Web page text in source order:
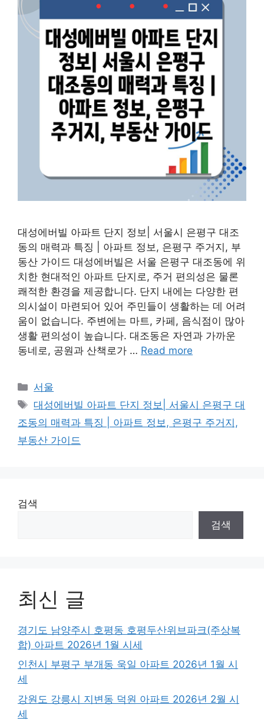
대성에버빌 아파트 단지 정보| 서울시 은평구 대조
동의 매력과 특징 | 아파트 정보, 은평구 주거지, 부
동산 가이드 대성에버빌은 서울 은평구 대조동에 위
치한 현대적인 아파트 단지로, 주거 편의성은 물론
쾌적한 환경을 제공합니다. 단지 내에는 다양한 편
의시설이 마련되어 있어 주민들이 생활하는 데 어려
움이 없습니다. 주변에는 마트, 카페, 음식점이 많아
생활 편의성이 높습니다. 대조동은 자연과 가까운
동네로, 공원과 산책로가 … Read more
Categories
서울
Tags
대성에버빌 아파트 단지 정보| 서울시 은평구 대
조동의 매력과 특징 | 아파트 정보, 은평구 주거지,
부동산 가이드
검색
검색
최신 글
경기도 남양주시 호평동 호평두산위브파크(주상복
합) 아파트 2026년 1월 시세
인천시 부평구 부개동 욱일 아파트 2026년 1월 시
세
강원도 강릉시 지변동 덕원 아파트 2026년 2월 시
세